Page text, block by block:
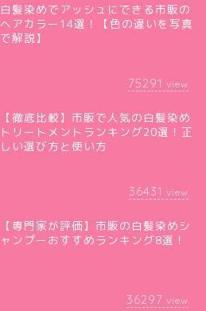
白髪染めでアッシュにできる市販の
ヘアカラー14選！【色の違いを写真
で解説】
75291 view
【徹底比較】市販で人気の白髪染め
トリートメントランキング20選！正
しい選び方と使い方
36431 view
【専門家が評価】市販の白髪染めシ
ャンプーおすすめランキング8選！
36297 view